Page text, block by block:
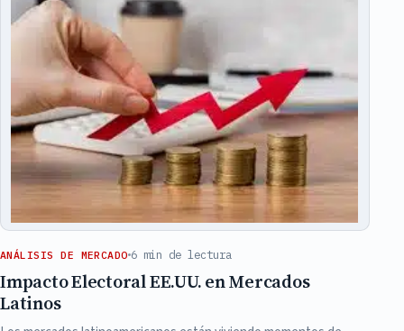
ANÁLISIS DE MERCADO 6 min de lectura
Impacto Electoral EE.UU. en Mercados
Latinos